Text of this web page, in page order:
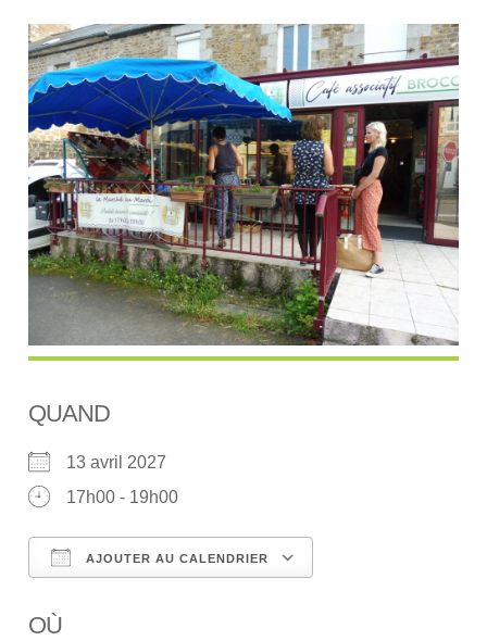
QUAND
13 avril 2027
17h00 - 19h00
AJOUTER AU CALENDRIER
OÙ